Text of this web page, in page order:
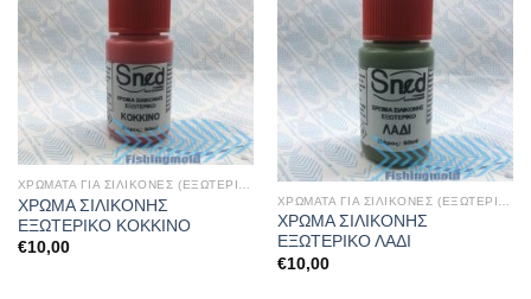
ΧΡΩΜΑ ΣΙΛΙΚΟΝΗΣ
ΕΞΩΤΕΡΙΚΟ ΚΟΚΚΙΝΟ
€10,00
ΧΡΩΜΑ ΣΙΛΙΚΟΝΗΣ
ΕΞΩΤΕΡΙΚΟ ΛΑΔΙ
€10,00